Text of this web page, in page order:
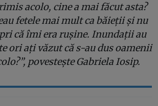
acolo, cine a mai făcut asta?
fetele mai mult ca băieții și nu
că îmi era rușine. Inundații au
ori ați văzut că s-au dus oamenii
povestește Gabriela Iosip.